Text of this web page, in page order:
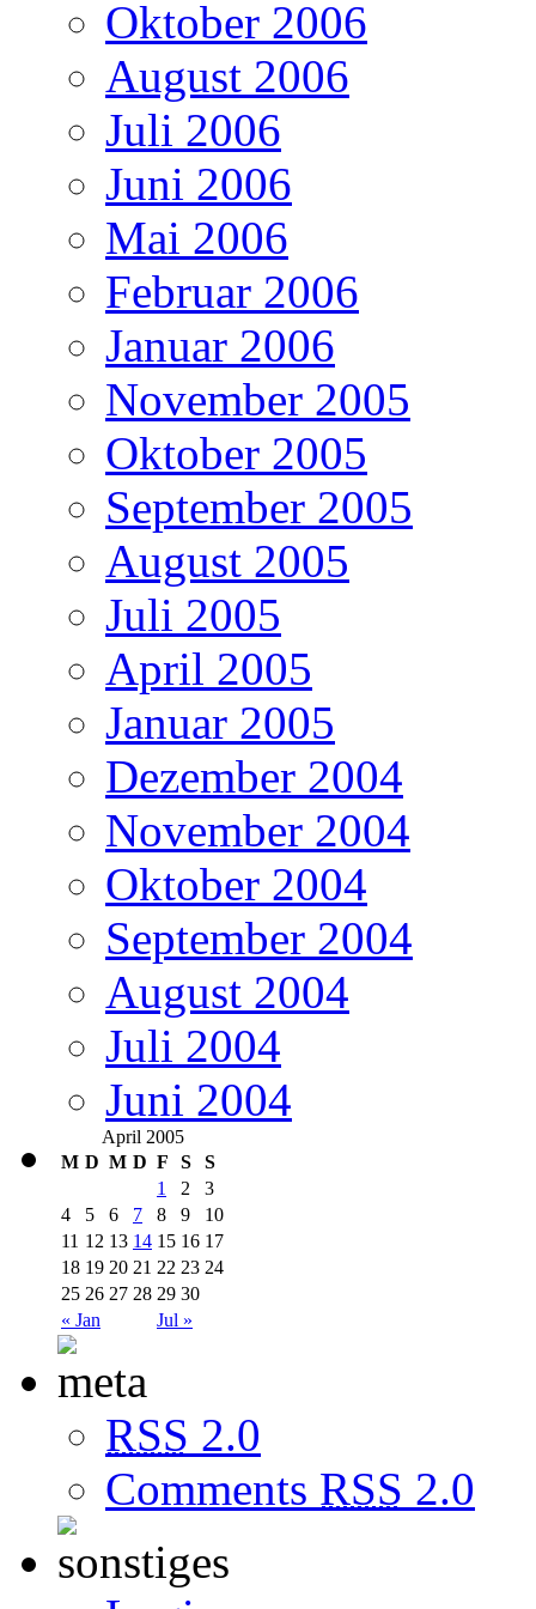
Oktober 2006
August 2006
Juli 2006
Juni 2006
Mai 2006
Februar 2006
Januar 2006
November 2005
Oktober 2005
September 2005
August 2005
Juli 2005
April 2005
Januar 2005
Dezember 2004
November 2004
Oktober 2004
September 2004
August 2004
Juli 2004
Juni 2004
April 2005
M D M D F S S
« Jan Jul »
1 2
3
4
5 6 7 8 9
10
11 12 13 14 15 16 17
18 19 20 21 22 23 24
25 26 27 28 29 30
RSS 2.0
Comments RSS 2.0